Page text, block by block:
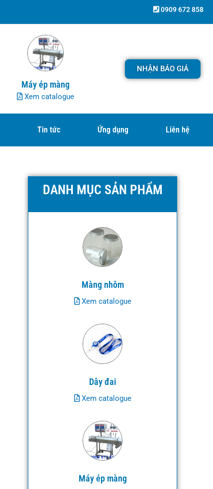
0909 672 858
Máy ép màng
Xem catalogue
NHẬN BÁO GIÁ
Tin tức Ứng dụng Liên hệ
DANH MỤC SẢN PHẨM
Màng nhôm
Xem catalogue
Dây đai
Xem catalogue
Máy ép màng